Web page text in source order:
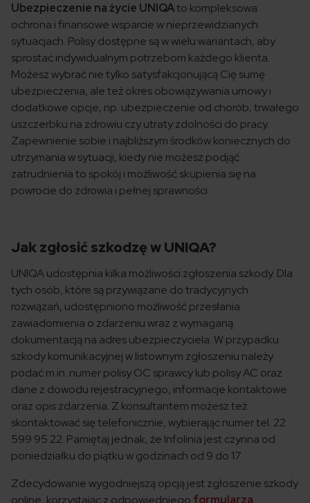
Ubezpieczenie na życie UNIQAto kompleksowa
ochrona i finansowe wsparcie w nieprzewidzianych
sytuacjach. Polisy dostępne są w wielu wariantach, aby
sprostać indywidualnym potrzebom każdego klienta.
Możesz wybrać nie tylko satysfakcjonującą Cię sumę
ubezpieczenia, ale też okres obowiązywania umowy i
dodatkowe opcje, np. ubezpieczenie od chorób, trwałego
uszczerbku na zdrowiu czy utraty zdolności do pracy.
Zapewnienie sobie i najbliższym środków koniecznych do
utrzymania w sytuacji, kiedy nie możesz podjąć
zatrudnienia to spokój i możliwość skupienia się na
powrocie do zdrowia i pełnej sprawności.
Jak zgłosić szkodzę w UNIQA?
UNIQA udostępnia kilka możliwości zgłoszenia szkody. Dla
tych osób, które są przywiązane do tradycyjnych
rozwiązań, udostępniono możliwość przesłania
zawiadomienia o zdarzeniu wraz z wymaganą
dokumentacją na adres ubezpieczyciela. W przypadku
szkody komunikacyjnej w listownym zgłoszeniu należy
podać m.in. numer polisy OC sprawcy lub polisy AC oraz
dane z dowodu rejestracyjnego, informacje kontaktowe
oraz opis zdarzenia. Z konsultantem możesz też
skontaktować się telefonicznie, wybierając numer tel. 22
599 95 22. Pamiętaj jednak, że Infolinia jest czynna od
poniedziałku do piątku w godzinach od 9 do 17.
Zdecydowanie wygodniejszą opcją jest zgłoszenie szkody